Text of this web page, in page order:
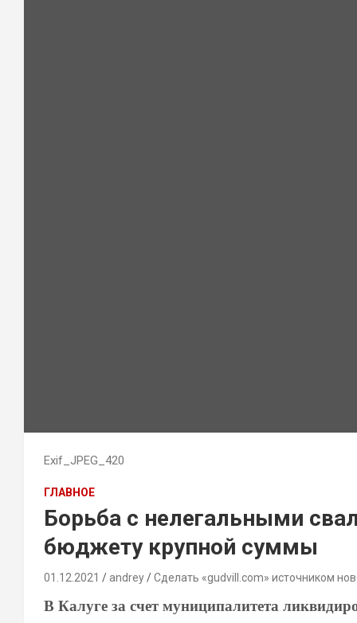
Exif_JPEG_420
ГЛАВНОЕ
Борьба с нелегальными
бюджету крупной суммы
01.12.2021 andrey Сделать «gudvill.com» источником
В Калуге за счет муниципалитета